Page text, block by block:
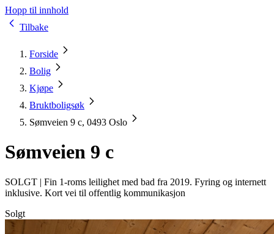
Hopp til innhold
Tilbake
Forside
Bolig
Kjøpe
Bruktboligsøk
Sømveien 9 c, 0493 Oslo
Sømveien 9 c
SOLGT | Fin 1-roms leilighet med bad fra 2019. Fyring og internett
inklusive. Kort vei til offentlig kommunikasjon
Solgt